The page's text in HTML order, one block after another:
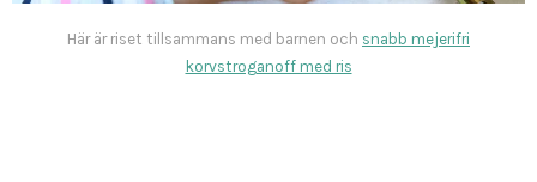
Här är riset tillsammans med barnen och snabb mejerifri
korvstroganoff med ris